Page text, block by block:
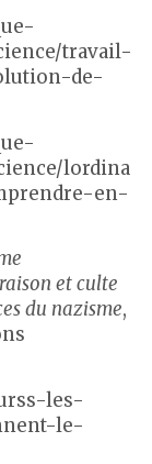
travail-
de-
lordina
en-
et culte
du nazisme,
les-
le-